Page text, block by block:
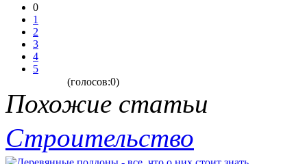
0
1
2
3
4
5
(голосов:0)
Похожие статьи
Строительство